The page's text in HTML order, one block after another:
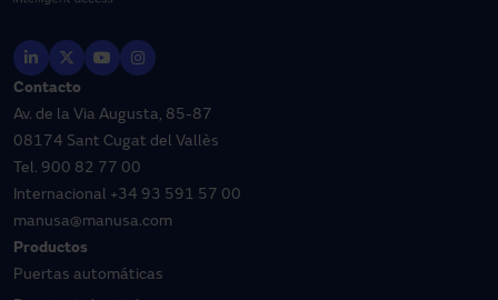
Contacto
Av. de la Via Augusta, 85-87
08174 Sant Cugat del Vallès
Tel. 900 82 77 00
Internacional +34 93 591 57 00
manusa@manusa.com
Productos
Puertas automáticas